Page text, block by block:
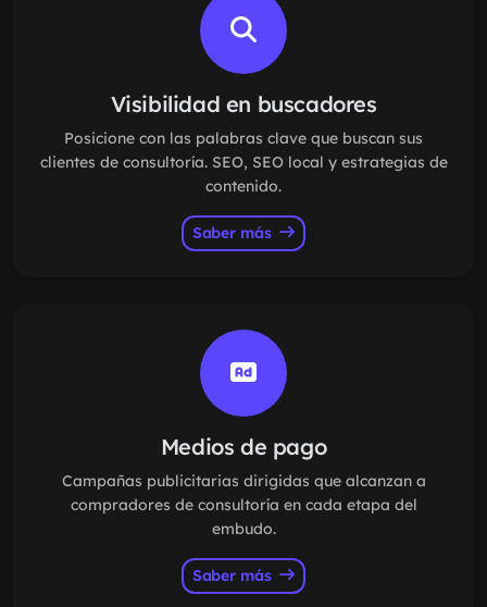
Visibilidad en buscadores
Posicione con las palabras clave que buscan sus
clientes de consultoría. SEO, SEO local y estrategias de
contenido.
Saber más
Medios de pago
Campañas publicitarias dirigidas que alcanzan a
compradores de consultoría en cada etapa del
embudo.
Saber más